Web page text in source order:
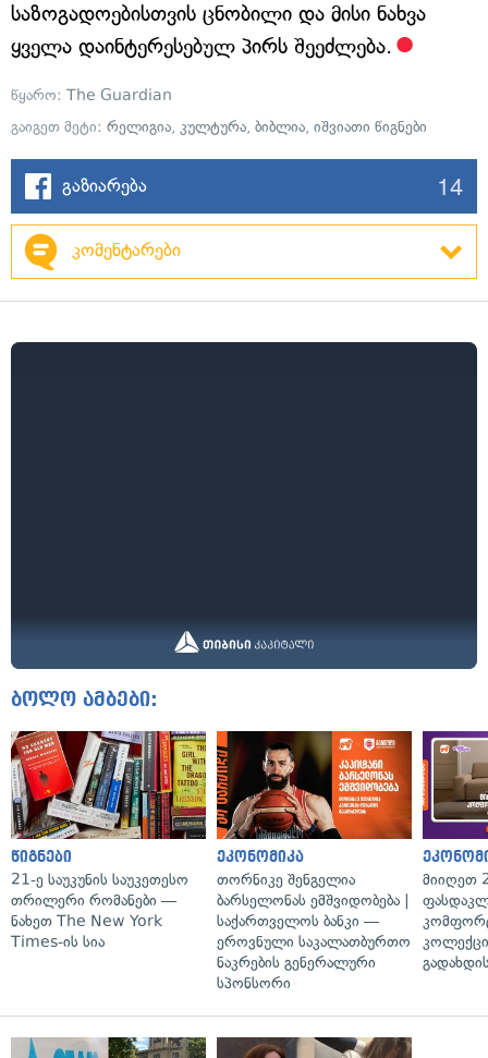
საზოგადოებისთვის ცნობილი და მისი ნახვა
ყველა დაინტერესებულ პირს შეეძლება.
წყარო: The Guardian
გაიგეთ მეტი: რელიგია, კულტურა, ბიბლია, იშვიათი წიგნები
გაზიარება 14
კომენტარები
ბოლო ამბები:
წიგნები
21-ე საუკუნის საუკეთესო
თრილერი რომანები —
ნახეთ The New York
Times-ის სია
ეკონომიკა
თორნიკე შენგელია
ბარსელონას ემშვიდობება |
საქართველოს ბანკი —
ეროვნული საკალათბურთო
ნაკრების გენერალური
სპონსორი
მიიღეთ